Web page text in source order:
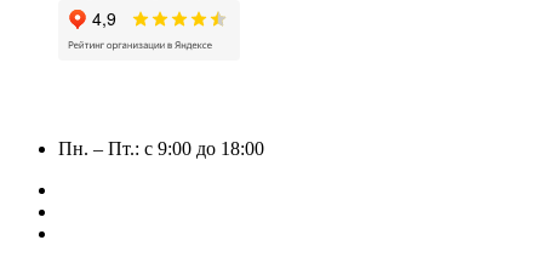
Пн. – Пт.: с 9:00 до 18:00